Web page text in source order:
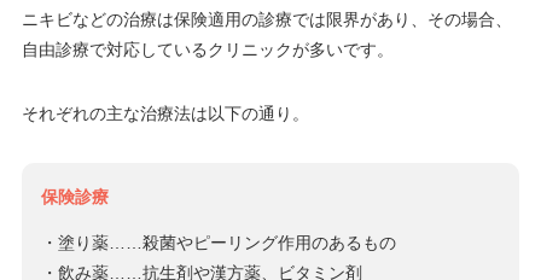
ニキビなどの治療は保険適用の診療では限界があり、その場合、
自由診療で対応しているクリニックが多いです。
それぞれの主な治療法は以下の通り。
保険診療
・塗り薬……殺菌やピーリング作用のあるもの
・飲み薬……抗生剤や漢方薬、ビタミン剤